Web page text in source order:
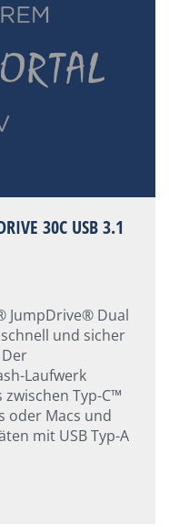
30C USB 3.1
JumpDrive® Dual
und sicher
Laufwerk
Typ-C™
oder Macs und
mit USB Typ-A